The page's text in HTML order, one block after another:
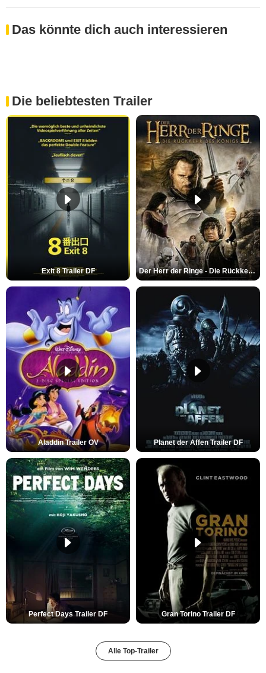
Das könnte dich auch interessieren
Die beliebtesten Trailer
Exit 8 Trailer DF Der Herr der Ringe - Die Rückkehr des Königs Trailer OV
Aladdin Trailer OV Planet der Affen Trailer DF
Perfect Days Trailer DF Gran Torino Trailer DF
Alle Top-Trailer